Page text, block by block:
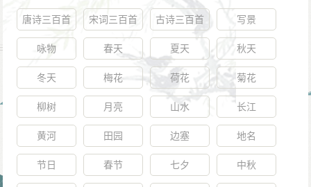
唐诗三百首 宋词三百首 古诗三百首 写景
咏物 春天 夏天 秋天
冬天 梅花 荷花 菊花
柳树 月亮 山水 长江
黄河 田园 边塞 地名
节日 春节 七夕 中秋